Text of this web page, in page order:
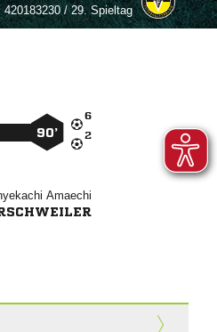
420183230 / 29. Spieltag


90’
